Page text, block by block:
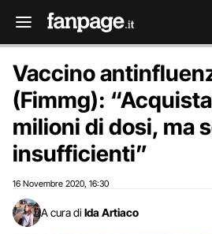
Vaccino
(Fimmg):
milioni di dosi, ma
insufficienti”
16 Novembre 2020 16:30
A cura di Ida Artiaco